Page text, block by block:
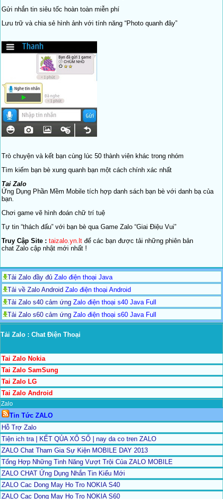
Gửi nhắn tin siêu tốc hoàn toàn miễn phí
Lưu trữ và chia sẻ hình ảnh với tính năng “Photo quanh đây”
Trò chuyện và kết bạn cùng lúc 50 thành viên khác trong nhóm
Tìm kiếm bạn bè xung quanh bạn một cách chính xác nhất
Tai Zalo
Ứng Dụng Phần Mềm Mobile tích hợp danh sách bạn bè với danh bạ của
bạn.
Chơi game vẽ hình đoán chữ trí tuệ
Tự tin “thách đấu” với bạn bè qua Game Zalo “Giai Điệu Vui”
Truy Cập Site : taizalo.yn.lt để các bạn được tải những phiên bản
chat Zalo cập nhật mới nhất !
Tải Zalo đầy đủ Zalo điện thoại Java
Tải về Zalo Android Zalo điện thoại Android
Tải Zalo s40 cảm ứng Zalo điện thoại s40 Java Full
Tải Zalo s60 cảm ứng Zalo điện thoại s60 Java Full
Tải Zalo : Chat Điện Thoại
Tai Zalo Nokia
Tai Zalo SamSung
Tai Zalo LG
Tai Zalo Android
Zalo
Tin Tức ZALO
Hỗ Trợ Zalo
Tiện ich tra | KẾT QỦA XỔ SỐ | nay da co tren ZALO
ZALO Chat Tham Gia Sự Kiện MOBILE DAY 2013
Tổng Hợp Những Tinh Năng Vượt Trội Của ZALO MOBILE
ZALO CHAT Ứng Dụng Nhắn Tin Kiểu Mới
ZALO Cac Dong May Ho Tro NOKIA S40
ZALO Cac Dong May Ho Tro NOKIA S60